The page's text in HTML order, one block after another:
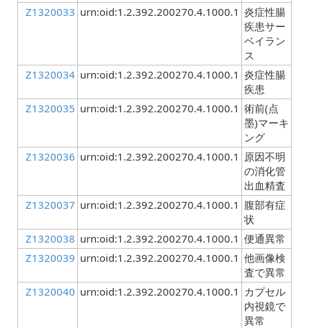
Z1320033 urn:oid:1.2.392.200270.4.1000.1 炎症性腸
疾患サー
ベイラン
ス
Z1320034 urn:oid:1.2.392.200270.4.1000.1 炎症性腸
疾患
Z1320035 urn:oid:1.2.392.200270.4.1000.1 術前(点
墨)マーキ
ング
Z1320036 urn:oid:1.2.392.200270.4.1000.1 原因不明
の消化管
出血精査
Z1320037 urn:oid:1.2.392.200270.4.1000.1 腹部有症
状
Z1320038 urn:oid:1.2.392.200270.4.1000.1 便通異常
Z1320039 urn:oid:1.2.392.200270.4.1000.1 他画像検
査で異常
Z1320040 urn:oid:1.2.392.200270.4.1000.1 カプセル
内視鏡で
異常